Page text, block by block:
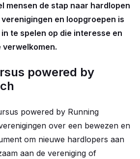
mensen de stap naar hardlopen
en loopgroepen is
te spelen op die interesse en
powered by
powered by Running
over een bewezen en
om nieuwe hardlopers aan
aan de vereniging of